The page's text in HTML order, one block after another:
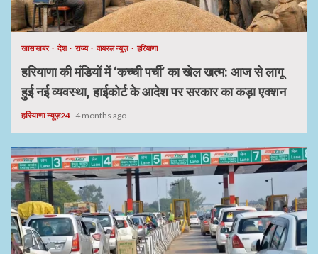
खास खबर देश राज्य वायरल न्यूज़ हरियाणा
हरियाणा की मंडियों में ‘कच्ची पर्ची’ का खेल खत्म: आज से लागू
हुई नई व्यवस्था, हाईकोर्ट के आदेश पर सरकार का कड़ा एक्शन
हरियाणा न्यूज़24 4 months ago